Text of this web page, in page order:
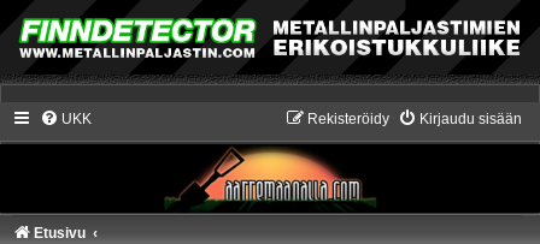
UKK Kirjaudu sisään
Rekisteröidy
Etusivu